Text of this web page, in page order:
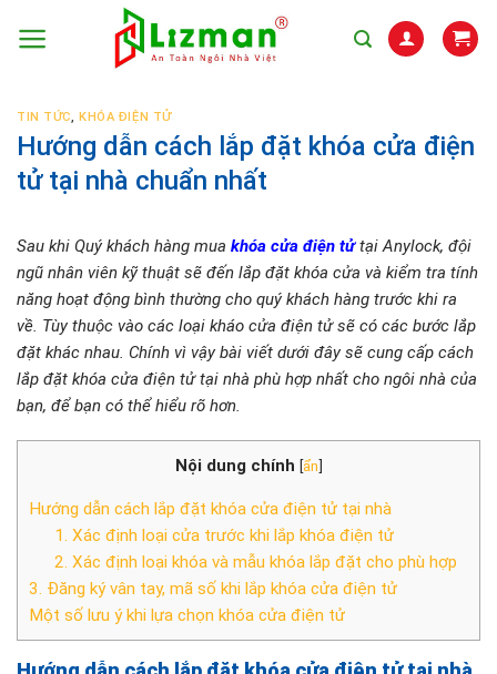
TIN TỨC,KHÓA ĐIỆN TỬ
Hướng dẫn cách lắp đặt khóa cửa điện
tử tại nhà chuẩn nhất
Sau khi Quý khách hàng mua khóa cửa điện tử tại Anylock, đội
ngũ nhân viên kỹ thuật sẽ đến lắp đặt khóa cửa và kiểm tra tính
năng hoạt động bình thường cho quý khách hàng trước khi ra
về. Tùy thuộc vào các loại kháo cửa điện tử sẽ có các bước lắp
đặt khác nhau. Chính vì vậy bài viết dưới đây sẽ cung cấp cách
lắp đặt khóa cửa điện tử tại nhà phù hợp nhất cho ngôi nhà của
bạn, để bạn có thể hiểu rõ hơn.
Nội dung chính [ẩn]
Hướng dẫn cách lắp đặt khóa cửa điện tử tại nhà
1. Xác định loại cửa trước khi lắp khóa điện tử
2. Xác định loại khóa và mẫu khóa lắp đặt cho phù hợp
3. Đăng ký vân tay, mã số khi lắp khóa cửa điện tử
Một số lưu ý khi lựa chọn khóa cửa điện tử